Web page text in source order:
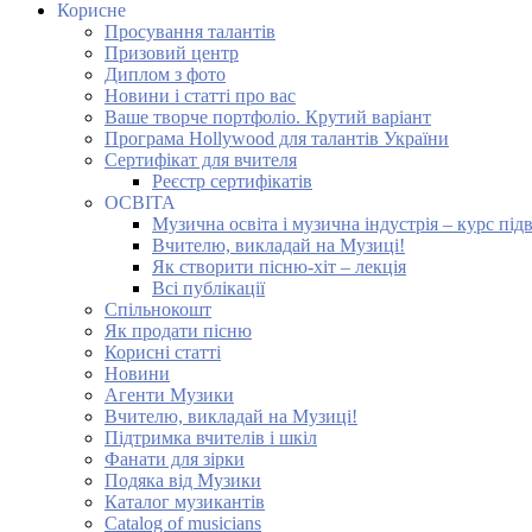
Корисне
Просування талантів
Призовий центр
Диплом з фото
Новини і статті про вас
Ваше творче портфоліо. Крутий варіант
Програма Hollywood для талантів України
Сертифікат для вчителя
Реєстр сертифікатів
ОСВІТА
Музична освіта і музична індустрія – курс
Вчителю, викладай на Музиці!
Як створити пісню-хіт – лекція
Всі публікації
Спільнокошт
Як продати пісню
Корисні статті
Новини
Агенти Музики
Вчителю, викладай на Музиці!
Підтримка вчителів і шкіл
Фанати для зірки
Подяка від Музики
Каталог музикантів
Catalog of musicians